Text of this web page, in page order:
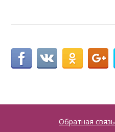
Обратная связь